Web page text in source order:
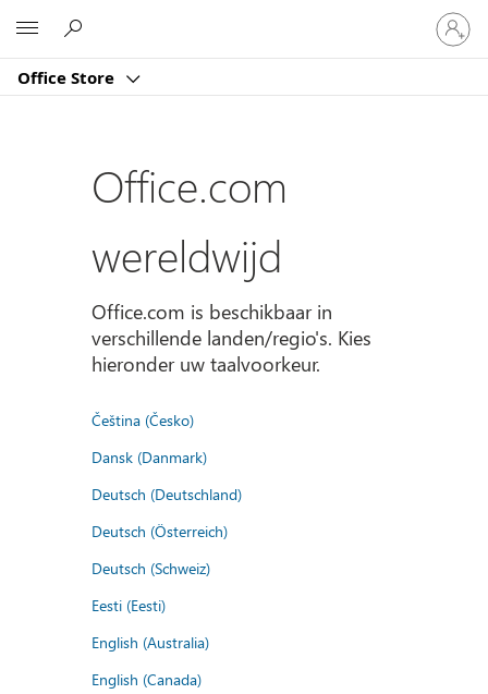
Office Store
Meld
je
aan
je
Office.com
wereldwijd
Office.com is beschikbaar in
verschillende landen/regio's. Kies
hieronder uw taalvoorkeur.
Čeština (Česko)
Dansk (Danmark)
Deutsch (Deutschland)
Deutsch (Österreich)
Deutsch (Schweiz)
Eesti (Eesti)
English (Australia)
English (Canada)